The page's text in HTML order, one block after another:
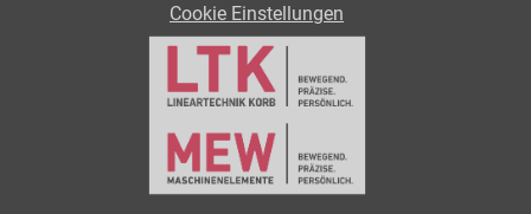
Cookie Einstellungen